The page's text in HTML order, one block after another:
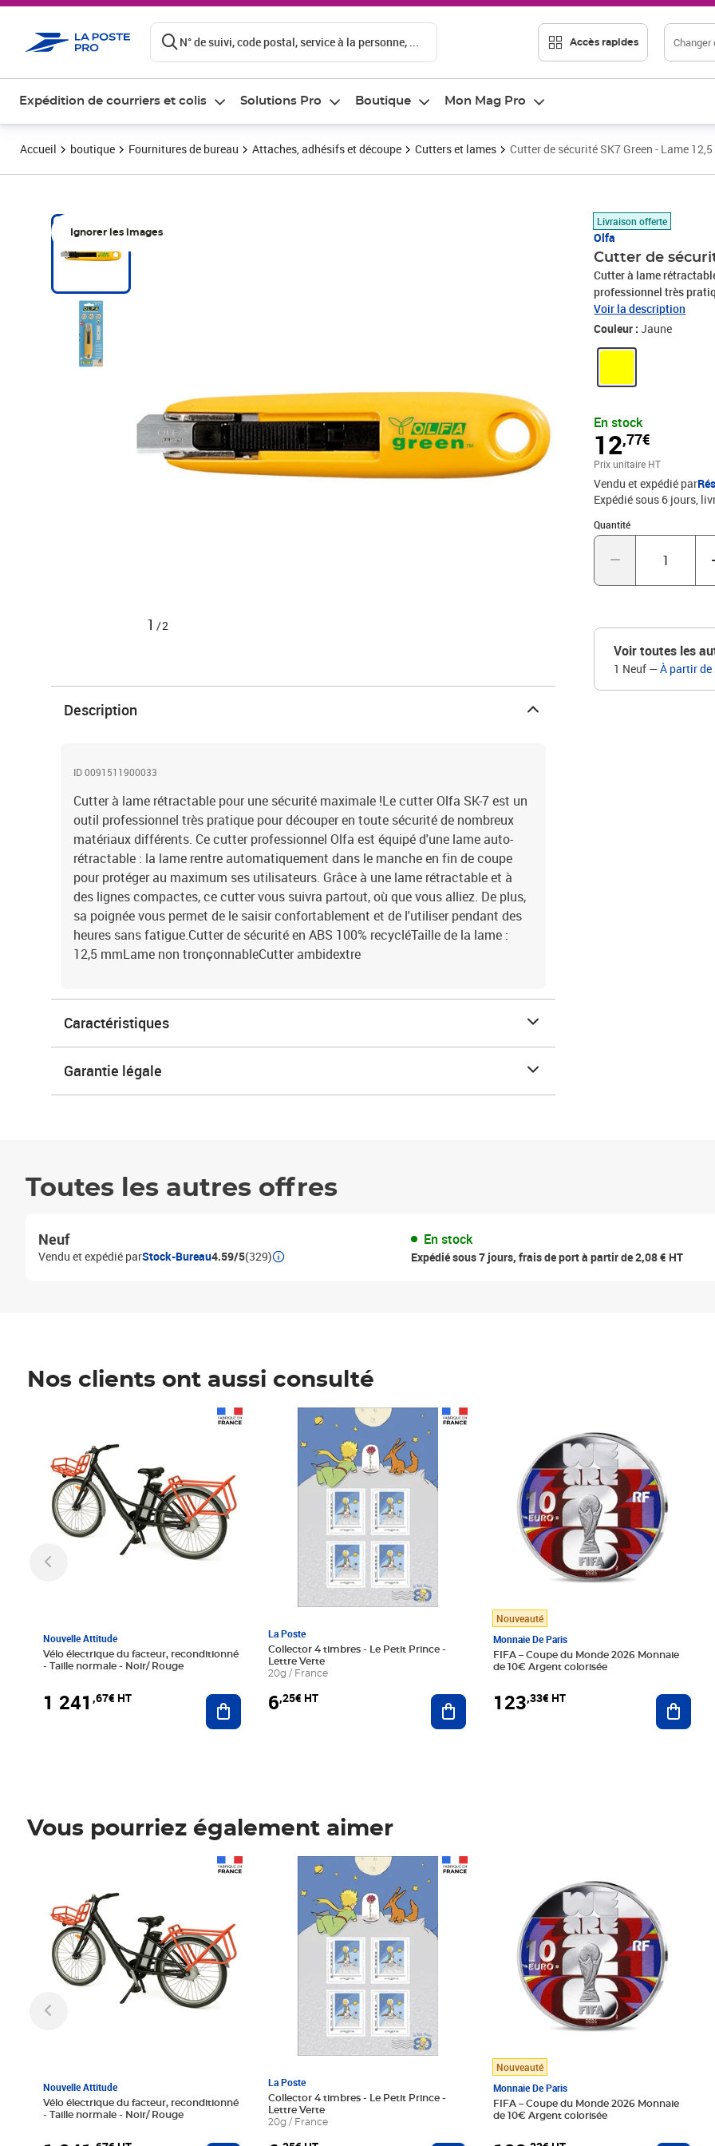
N° de suivi, code postal, service à la personne, ... Accès rapides Changer
Expédition de courriers et colis Solutions Pro Boutique Mon Mag Pro
Accueil boutique Fournitures de bureau Attaches, adhésifs et découpe Cutters et lames Cutter de sécurité SK7 Green - Lame
Ignorer les images
1 /2
Livraison offerte
Olfa
Cutter de
Cutter à lame
professionnel très
différents. Ce cutter
lame rentre
sécurité en ABS 100%
Voir la description
Couleur :Jaune
En stock
12,77€
Prix 12,77€
Prix unitaire HT
Vendu et expédié par
Expédié sous 6 jours
Quantité
Quantité : 1
Voir toutes les
1 Neuf —À partir de
Description
ID 0091511900033
Cutter à lame rétractable pour une sécurité maximale !Le cutter Olfa SK-7 est un
outil professionnel très pratique pour découper en toute sécurité de nombreux
matériaux différents. Ce cutter professionnel Olfa est équipé d'une lame auto-
rétractable : la lame rentre automatiquement dans le manche en fin de coupe
pour protéger au maximum ses utilisateurs. Grâce à une lame rétractable et à
des lignes compactes, ce cutter vous suivra partout, où que vous alliez. De plus,
sa poignée vous permet de le saisir confortablement et de l'utiliser pendant des
heures sans fatigue.Cutter de sécurité en ABS 100% recycléTaille de la lame :
12,5 mmLame non tronçonnableCutter ambidextre
Caractéristiques
Garantie légale
Toutes les autres offres
Neuf
Vendu et expédié parStock-Bureau4.59/5(329)
En stock
Expédié sous 7 jours, frais de port à partir de 2,08 € HT
Nos clients ont aussi consulté
Nouvelle Attitude
Vélo électrique du facteur, reconditionné
- Taille normale - Noir/ Rouge
1 241 ,67€ HT Ajouter au panier
La Poste
Collector 4 timbres - Le Petit Prince -
Lettre Verte
20g / France
6,25€ HT
Prix 6,25€ HT
Ajouter au panier
Nouveauté
Monnaie De Paris
FIFA – Coupe du Monde 2026 Monnaie
de 10€ Argent colorisée
123,33€ HT
Vous pourriez également aimer
Nouvelle Attitude
Vélo électrique du facteur, reconditionné
- Taille normale - Noir/ Rouge
La Poste
Collector 4 timbres - Le Petit Prince -
Lettre Verte
20g / France
Prix 6,25€ HT
Nouveauté
Monnaie De Paris
FIFA – Coupe du Monde 2026 Monnaie
de 10€ Argent colorisée